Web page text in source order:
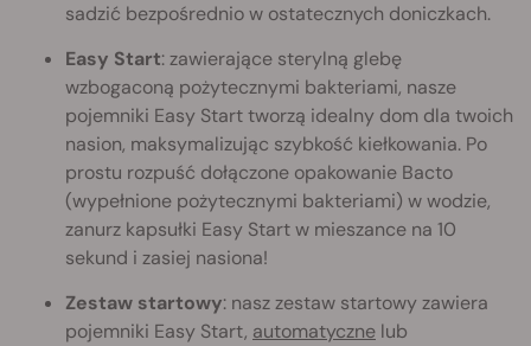
sadzić bezpośrednio w ostatecznych doniczkach.
Easy Start: zawierające sterylną glebę
wzbogaconą pożytecznymi bakteriami, nasze
pojemniki Easy Start tworzą idealny dom dla twoich
nasion, maksymalizując szybkość kiełkowania. Po
prostu rozpuść dołączone opakowanie Bacto
(wypełnione pożytecznymi bakteriami) w wodzie,
zanurz kapsułki Easy Start w mieszance na 10
sekund i zasiej nasiona!
Zestaw startowy: nasz zestaw startowy zawiera
pojemniki Easy Start, automatyczne lub